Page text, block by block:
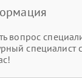
вопрос
специалист